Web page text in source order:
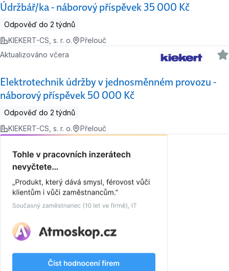
Údržbář/ka - náborový příspěvek 35 000 Kč
Odpověď do 2 týdnů
KIEKERT-CS, s. r. o.
Přelouč
Elektrotechnik údržby v jednosměnném provozu -
náborový příspěvek 50 000 Kč
Aktualizováno včera
Odpověď do 2 týdnů
KIEKERT-CS, s. r. o.
Přelouč